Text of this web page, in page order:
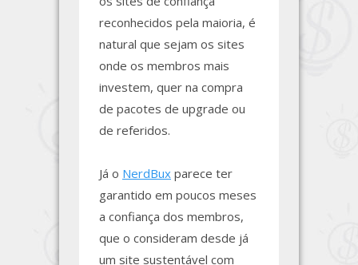
reconhecidos pela maioria, é
natural que sejam os sites
onde os membros mais
investem, quer na compra
de pacotes de upgrade ou
de referidos.
Já o NerdBux parece ter
garantido em poucos meses
a confiança dos membros,
que o consideram desde já
um site sustentável com